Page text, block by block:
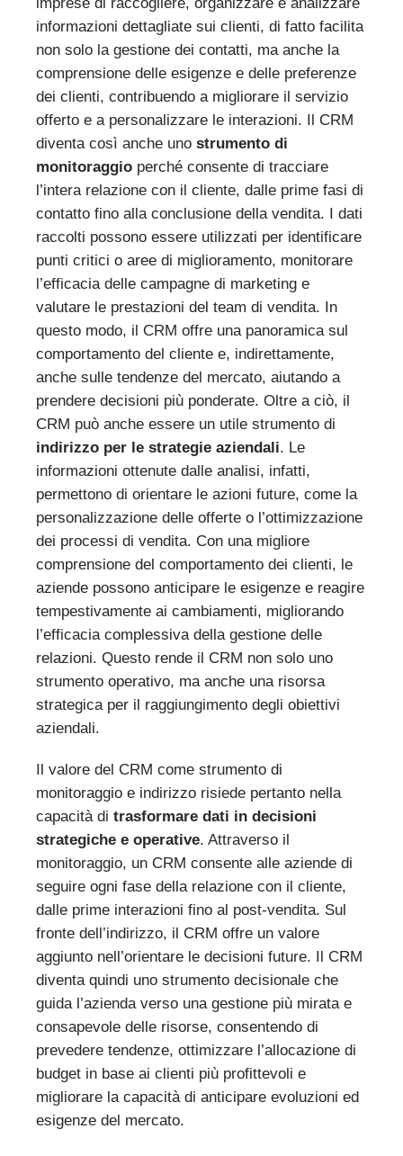
informazioni dettagliate sui clienti, di fatto facilita
non solo la gestione dei contatti, ma anche la
comprensione delle esigenze e delle preferenze
dei clienti, contribuendo a migliorare il servizio
offerto e a personalizzare le interazioni. Il CRM
diventa così anche uno strumento di
monitoraggioperché consente di tracciare
l’intera relazione con il cliente, dalle prime fasi di
contatto fino alla conclusione della vendita. I dati
raccolti possono essere utilizzati per identificare
punti critici o aree di miglioramento, monitorare
l’efficacia delle campagne di marketing e
valutare le prestazioni del team di vendita. In
questo modo, il CRM offre una panoramica sul
comportamento del cliente e, indirettamente,
anche sulle tendenze del mercato, aiutando a
prendere decisioni più ponderate. Oltre a ciò, il
CRM può anche essere un utile strumento di
indirizzo per le strategie aziendali. Le
informazioni ottenute dalle analisi, infatti,
permettono di orientare le azioni future, come la
personalizzazione delle offerte o l’ottimizzazione
dei processi di vendita. Con una migliore
comprensione del comportamento dei clienti, le
aziende possono anticipare le esigenze e reagire
tempestivamente ai cambiamenti, migliorando
l’efficacia complessiva della gestione delle
relazioni. Questo rende il CRM non solo uno
strumento operativo, ma anche una risorsa
strategica per il raggiungimento degli obiettivi
aziendali.
Il valore del CRM come strumento di
monitoraggio e indirizzo risiede pertanto nella
capacità di trasformare dati in decisioni
strategiche e operative. Attraverso il
monitoraggio, un CRM consente alle aziende di
seguire ogni fase della relazione con il cliente,
dalle prime interazioni fino al post-vendita. Sul
fronte dell’indirizzo, il CRM offre un valore
aggiunto nell’orientare le decisioni future. Il CRM
diventa quindi uno strumento decisionale che
guida l’azienda verso una gestione più mirata e
consapevole delle risorse, consentendo di
prevedere tendenze, ottimizzare l’allocazione di
budget in base ai clienti più profittevoli e
migliorare la capacità di anticipare evoluzioni ed
esigenze del mercato.